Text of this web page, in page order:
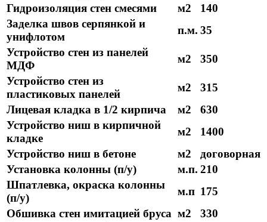
Гидроизоляция стен смесями
м2
140
Заделка швов серпянкой и
унифлотом
п.м. 35
Устройство стен из панелей
МДФ
м2
350
Устройство стен из
пластиковых панелей
м2
315
Лицевая кладка в 1/2 кирпича
м2
630
Устройство ниш в кирпичной
кладке
м2
1400
Устройство ниш в бетоне
м2
договорная
Установка колонны (п/у)
м.п. 210
Шпатлевка, окраска колонны
(п/у)
м.п 175
Обшивка стен имитацией бруса м2
330